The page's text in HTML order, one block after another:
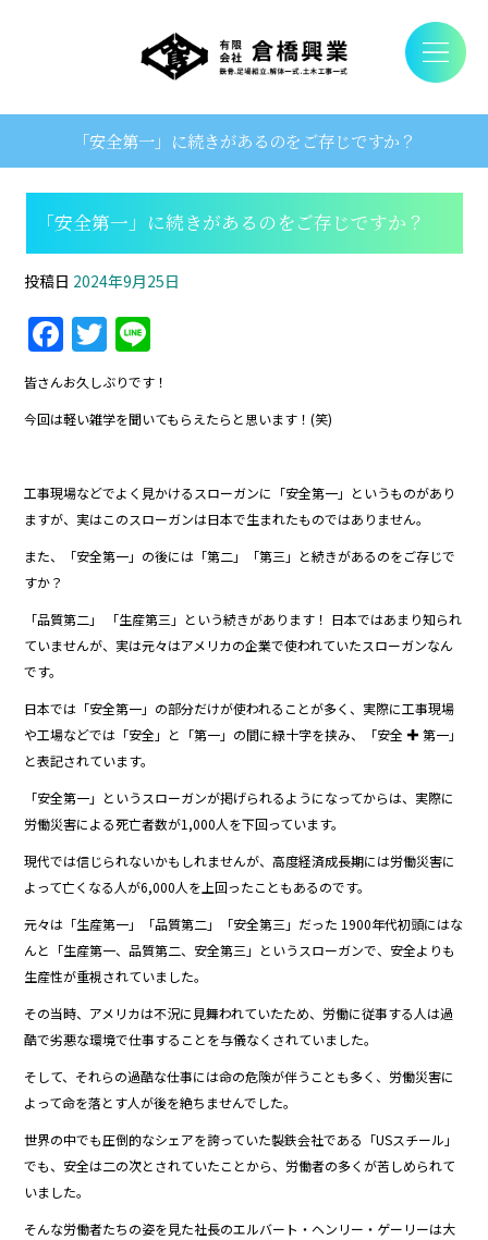
「安全第一」に続きがあるのをご存じですか？
「安全第一」に続きがあるのをご存じですか？
投稿日 2024年9月25日
F
a
c
e
o
o
k
T
w
itt
er
n
e
皆さんお久しぶりです！
今回は軽い雑学を聞いてもらえたらと思います！(笑)
工事現場などでよく見かけるスローガンに「安全第一」というものがあり
ますが、実はこのスローガンは日本で生まれたものではありません。
また、「安全第一」の後には「第二」「第三」と続きがあるのをご存じで
すか？
「品質第二」 「生産第三」という続きがあります！ 日本ではあまり知られ
ていませんが、実は元々はアメリカの企業で使われていたスローガンなん
です。
日本では「安全第一」の部分だけが使われることが多く、実際に工事現場
や工場などでは「安全」と「第一」の間に緑十字を挟み、「安全 ✚ 第一」
と表記されています。
「安全第一」というスローガンが掲げられるようになってからは、実際に
労働災害による死亡者数が1,000人を下回っています。
現代では信じられないかもしれませんが、高度経済成長期には労働災害に
よって亡くなる人が6,000人を上回ったこともあるのです。
元々は「生産第一」「品質第二」「安全第三」だった 1900年代初頭にはな
んと「生産第一、品質第二、安全第三」というスローガンで、安全よりも
生産性が重視されていました。
その当時、アメリカは不況に見舞われていたため、労働に従事する人は過
酷で劣悪な環境で仕事することを与儀なくされていました。
そして、それらの過酷な仕事には命の危険が伴うことも多く、労働災害に
よって命を落とす人が後を絶ちませんでした。
世界の中でも圧倒的なシェアを誇っていた製鉄会社である「USスチール」
でも、安全は二の次とされていたことから、労働者の多くが苦しめられて
いました。
そんな労働者たちの姿を見た社長のエルバート・ヘンリー・ゲーリーは大